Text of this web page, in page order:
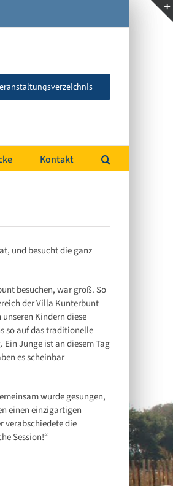
Kontakt
und besucht die ganz
besuchen, war groß. So
der Villa Kunterbunt
Kindern diese
so auf das traditionelle
Junge ist an diesem Tag
es scheinbar
wurde gesungen,
einen einzigartigen
verabschiedete die
Session!“